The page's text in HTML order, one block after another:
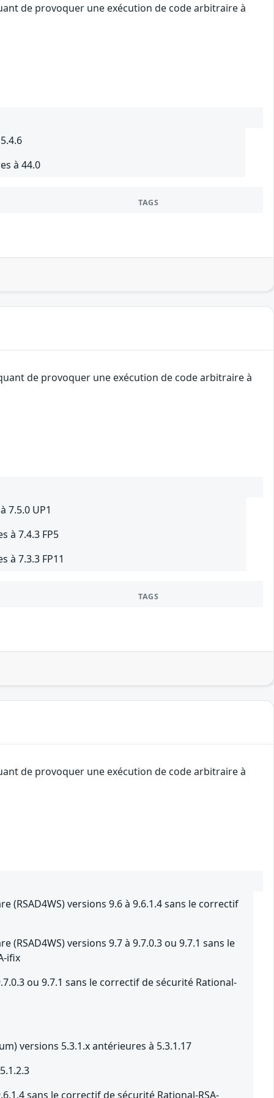
de provoquer une exécution de code arbitraire à
à 44.0
TAGS
de provoquer une exécution de code arbitraire à
7.5.0 UP1
à 7.4.3 FP5
à 7.3.3 FP11
TAGS
de provoquer une exécution de code arbitraire à
versions 9.6 à 9.6.1.4 sans le correctif
versions 9.7 à 9.7.0.3 ou 9.7.1 sans le
ifix
ou 9.7.1 sans le correctif de sécurité Rational-
versions 5.3.1.x antérieures à 5.3.1.17
sans le correctif de sécurité Rational-RSA-